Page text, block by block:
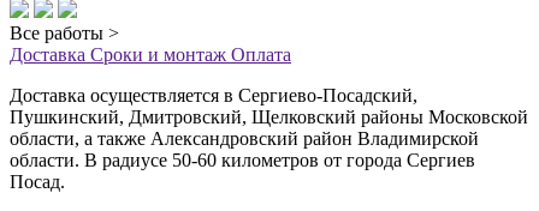
Все работы >
Доставка Сроки и монтаж Оплата
Доставка осуществляется в Сергиево-Посадский,
Пушкинский, Дмитровский, Щелковский районы Московской
области, а также Александровский район Владимирской
области. В радиусе 50-60 километров от города Сергиев
Посад.